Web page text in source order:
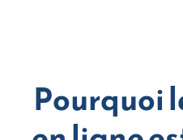
Pourquoi